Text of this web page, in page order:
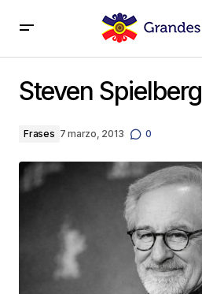
Steven Spielberg
Frases 7 marzo, 2013 0